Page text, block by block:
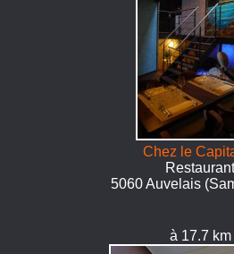
Chez le
Restaurant
5060 Auvelais
à 17.7 km